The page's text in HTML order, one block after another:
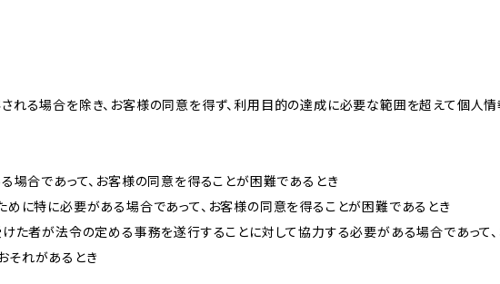
れる場合を除き、お客様の同意を得ず、利用目的の達成に必要な範囲を超えて個人情
場合であって、お客様の同意を得ることが困難であるとき
に特に必要がある場合であって、お客様の同意を得ることが困難であるとき
た者が法令の定める事務を遂行することに対して協力する必要がある場合であって
それがあるとき